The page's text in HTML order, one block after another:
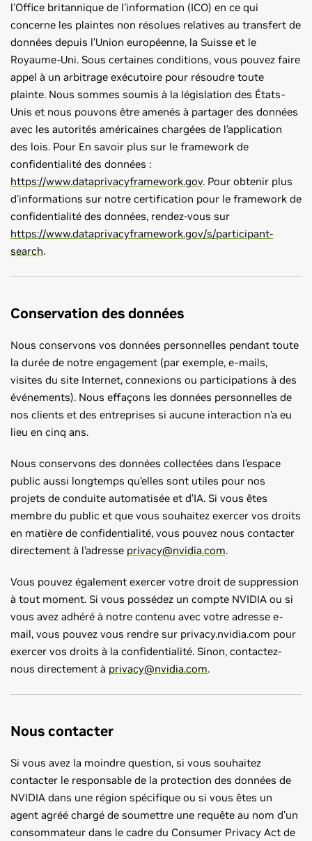
l'Office britannique de l'information (ICO) en ce qui
concerne les plaintes non résolues relatives au transfert de
données depuis l’Union européenne, la Suisse et le
Royaume-Uni. Sous certaines conditions, vous pouvez faire
appel à un arbitrage exécutoire pour résoudre toute
plainte. Nous sommes soumis à la législation des États-
Unis et nous pouvons être amenés à partager des données
avec les autorités américaines chargées de l’application
des lois. Pour En savoir plus sur le framework de
confidentialité des données :
https://www.dataprivacyframework.gov. Pour obtenir plus
d'informations sur notre certification pour le framework de
confidentialité des données, rendez-vous sur
https://www.dataprivacyframework.gov/s/participant-
search.
Conservation des données
Nous conservons vos données personnelles pendant toute
la durée de notre engagement (par exemple, e-mails,
visites du site Internet, connexions ou participations à des
événements). Nous effaçons les données personnelles de
nos clients et des entreprises si aucune interaction n’a eu
lieu en cinq ans.
Nous conservons des données collectées dans l’espace
public aussi longtemps qu’elles sont utiles pour nos
projets de conduite automatisée et d’IA. Si vous êtes
membre du public et que vous souhaitez exercer vos droits
en matière de confidentialité, vous pouvez nous contacter
directement à l’adresse privacy@nvidia.com.
Vous pouvez également exercer votre droit de suppression
à tout moment. Si vous possédez un compte NVIDIA ou si
vous avez adhéré à notre contenu avec votre adresse e-
mail, vous pouvez vous rendre sur privacy.nvidia.com pour
exercer vos droits à la confidentialité. Sinon, contactez-
nous directement à privacy@nvidia.com.
Nous contacter
Si vous avez la moindre question, si vous souhaitez
contacter le responsable de la protection des données de
NVIDIA dans une région spécifique ou si vous êtes un
agent agréé chargé de soumettre une requête au nom d’un
consommateur dans le cadre du Consumer Privacy Act de